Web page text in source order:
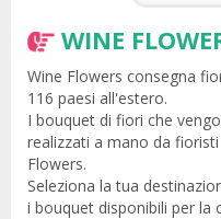
WINE
Wine Flowers consegna
116 paesi all'estero.
I bouquet di fiori che
realizzati a mano da
Flowers.
Seleziona la tua
i bouquet disponibili per la